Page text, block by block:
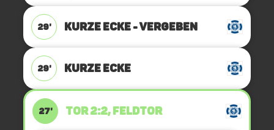
29' KURZE ECKE - VERGEBEN
29' KURZE ECKE
27' TOR 2:2, FELDTOR